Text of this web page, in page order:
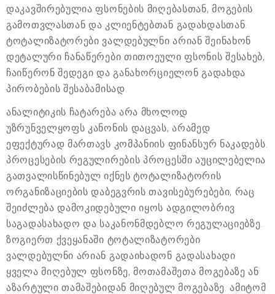
დაკავშირებულია ფსონების მიღებასთან, მოგების
გამოთვლასთან და კლიენტებთან გადახდასთან.
ტოტალიზატორები ვალდებულნი არიან შეინახონ
დეტალური ჩანაწერები თითოეული ფსონის შესახებ,
ჩაიწერონ შედეგი და განახორციელონ გადახდა
პირობების შესაბამისად.
ანალიტიკის ჩატარება არა მხოლოდ
უზრუნველყოფს კანონის დაცვას, არამედ
ეფექტურად მართავს კომპანიის ფინანსურ ნაკადებს.
პროცესების რეგულირების პროცესში აუცილებელია
გათვალისწინებულ იქნეს ტოტალიზატორის
ორგანიზაციების დაბეგვრის თავისებურებები, რაც
შეიძლება დამოკიდებული იყოს ადგილობრივ
საგადასახადო და საკანონმდებლო რეგულაციებზე.
ზოგიერთ ქვეყანაში ტოტალიზატორები
ვალდებულნი არიან გადაიხადონ გადასახადი
ყველა მიღებულ ფსონზე, მოთამაშეთა მოგებაზე ან
აზარტული თამაშებიდან მიღებულ მოგებაზე. ამიტომ